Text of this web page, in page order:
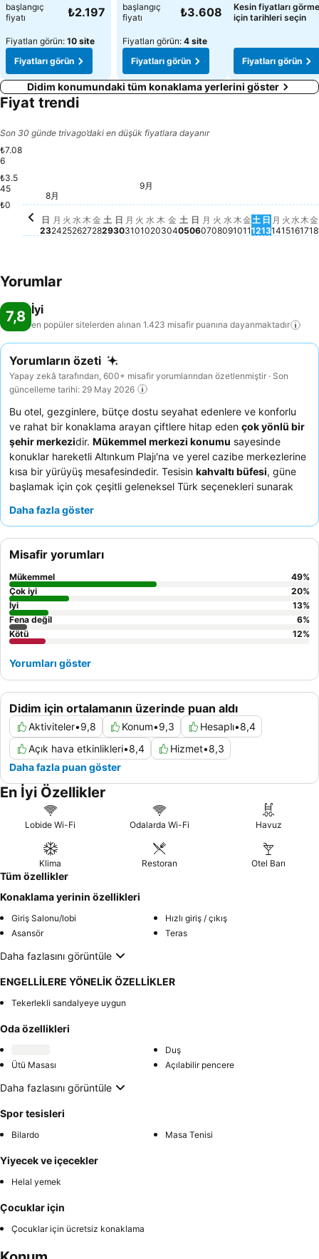
başlangıç
fiyatı
₺2.197
Fiyatları görün: 10 site
Fiyatları görün
başlangıç
fiyatı
₺3.608
Fiyatları görün: 4 site
Fiyatları görün
Kesin fiyatları
için tarihleri seçin
Fiyatları görün
Didim konumundaki tüm konaklama yerlerini göster
Fiyat trendi
Son 30 günde trivago’daki en düşük fiyatlara dayanır
₺7.08
6
₺3.5
45
₺0
日, 8月 23
₺4.983
8月
日
23
月, 8月 24
₺4.993
月
24
火
25
水
26
木
27
金
28
土
29
日
30
月
31
火, 9月 01
₺6.919
9月
火
01
水, 9月 02
₺7.020
水
02
木
03
金
04
土
05
日
06
月
07
火
08
水
09
木
10
金
11
土
12
日
13
月
14
火
15
水
16
木
17
金
18
Yorumlar
7,8 İyi
en popüler sitelerden alınan 1.423 misafir puanına dayanmaktadır
Yorumların özeti
Yapay zekâ tarafından, 600+ misafir yorumlarından özetlenmiştir · Son
güncelleme tarihi: 29 May 2026
Bu otel, gezginlere, bütçe dostu seyahat edenlere ve konforlu
ve rahat bir konaklama arayan çiftlere hitap eden çok yönlü bir
şehir merkezidir. Mükemmel merkezi konumu sayesinde
konuklar hareketli Altınkum Plajı'na ve yerel cazibe merkezlerine
kısa bir yürüyüş mesafesindedir. Tesisin kahvaltı büfesi, güne
başlamak için çok çeşitli geleneksel Türk seçenekleri sunarak
sağlayancana yakın ve yardımsever personeli
bir oda talep etmeyi düşünebilirsiniz.
Daha fazla göster
Didim için ortalamanın üzerinde puan aldı
Aktiviteler•9,8 Konum•9,3 Hesaplı•8,4
Açık hava etkinlikleri•8,4 Hizmet•8,3
Daha fazla puan göster
Misafir yorumları
Mükemmel 49%
Çok iyi
20%
İyi
13%
Fena değil
6%
Kötü
12%
Yorumları göster
En İyi Özellikler
Lobide Wi-Fi Odalarda Wi-Fi Havuz
Klima Restoran Otel Barı
Tüm özellikler
Konaklama yerinin özellikleri
Giriş Salonu/lobi
Hızlı giriş / çıkış
Asansör
Teras
Daha fazlasını görüntüle
ENGELLİLERE YÖNELİK ÖZELLİKLER
Tekerlekli sandalyeye uygun
Oda özellikleri
Duş
Ütü Masası
Açılabilir pencere
Daha fazlasını görüntüle
Spor tesisleri
Bilardo Masa Tenisi
Yiyecek ve içecekler
Helal yemek
Çocuklar için
Çocuklar için ücretsiz konaklama